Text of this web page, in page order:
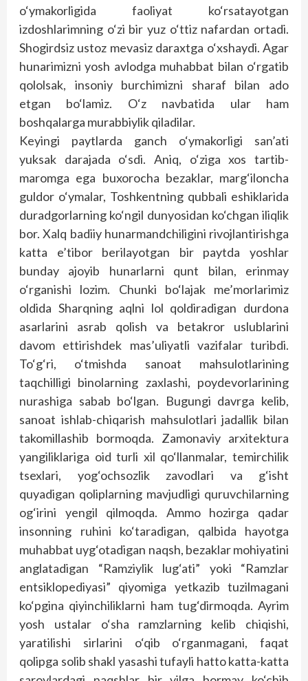
o‘ymakorligida faoliyat ko‘rsatayotgan
izdoshlarimning o‘zi bir yuz o‘ttiz nafardan ortadi.
Shogirdsiz ustoz mevasiz daraxtga o‘xshaydi. Agar
hunarimizni yosh avlodga muhabbat bilan o‘rgatib
qololsak, insoniy burchimizni sharaf bilan ado
etgan bo‘lamiz. O‘z navbatida ular ham
boshqalarga murabbiylik qiladilar.
Keyingi paytlarda ganch o‘ymakorligi san’ati
yuksak darajada o‘sdi. Aniq, o‘ziga xos tartib-
maromga ega buxorocha bezaklar, marg‘iloncha
guldor o‘ymalar, Toshkentning qubbali eshiklarida
duradgorlarning ko‘ngil dunyosidan ko‘chgan iliqlik
bor. Xalq badiiy hunarmandchiligini rivojlantirishga
katta e’tibor berilayotgan bir paytda yoshlar
bunday ajoyib hunarlarni qunt bilan, erinmay
o‘rganishi lozim. Chunki bo‘lajak me’morlarimiz
oldida Sharqning aqlni lol qoldiradigan durdona
asarlarini asrab qolish va betakror uslublarini
davom ettirishdek mas’uliyatli vazifalar turibdi.
To‘g‘ri, o‘tmishda sanoat mahsulotlarining
taqchilligi binolarning zaxlashi, poydevorlarining
nurashiga sabab bo‘lgan. Bugungi davrga kelib,
sanoat ishlab-chiqarish mahsulotlari jadallik bilan
takomillashib bormoqda. Zamonaviy arxitektura
yangiliklariga oid turli xil qo‘llanmalar, temirchilik
tsexlari, yog‘ochsozlik zavodlari va g‘isht
quyadigan qoliplarning mavjudligi quruvchilarning
og‘irini yengil qilmoqda. Ammo hozirga qadar
insonning ruhini ko‘taradigan, qalbida hayotga
muhabbat uyg‘otadigan naqsh, bezaklar mohiyatini
anglatadigan “Ramziylik lug‘ati” yoki “Ramzlar
entsiklopediyasi” qiyomiga yetkazib tuzilmagani
ko‘pgina qiyinchiliklarni ham tug‘dirmoqda. Ayrim
yosh ustalar o‘sha ramzlarning kelib chiqishi,
yaratilishi sirlarini o‘qib o‘rganmagani, faqat
qolipga solib shakl yasashi tufayli hatto katta-katta